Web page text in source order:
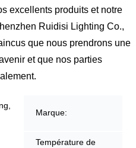
excellents produits et notre
Ruidisi Lighting Co.,
que nous prendrons une
et que nos parties
Marque:
Température de